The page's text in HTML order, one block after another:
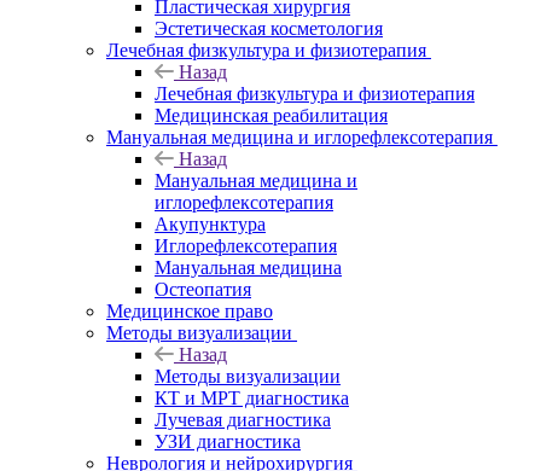
Пластическая хирургия
Эстетическая косметология
Лечебная физкультура и физиотерапия
Назад
Лечебная физкультура и физиотерапия
Медицинская реабилитация
Мануальная медицина и иглорефлексотерапия
Назад
Мануальная медицина и
иглорефлексотерапия
Акупунктура
Иглорефлексотерапия
Мануальная медицина
Остеопатия
Медицинское право
Методы визуализации
Назад
Методы визуализации
КТ и МРТ диагностика
Лучевая диагностика
УЗИ диагностика
Неврология и нейрохирургия